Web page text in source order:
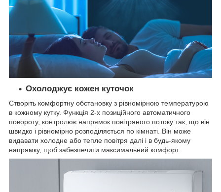
Охолоджує кожен куточок
Створіть комфортну обстановку з рівномірною температурою
в кожному кутку. Функція 2-х позиційного автоматичного
повороту, контролює напрямок повітряного потоку так, що він
швидко і рівномірно розподіляється по кімнаті. Він може
видавати холодне або тепле повітря далі і в будь-якому
напрямку, щоб забезпечити максимальний комфорт.